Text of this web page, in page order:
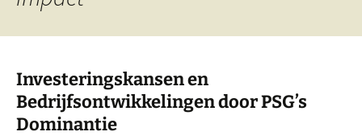
Investeringskansen en
Bedrijfsontwikkelingen door PSG’s
Dominantie